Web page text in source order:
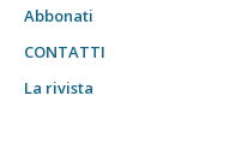
Abbonati
CONTATTI
La rivista